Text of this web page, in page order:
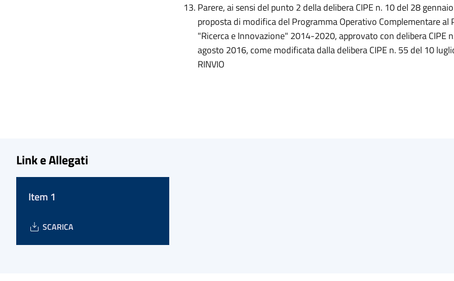
Parere, ai sensi del punto 2 della delibera CIPE n. 10 del 28
proposta di modifica del Programma Operativo Complementare al
"Ricerca e Innovazione" 2014-2020, approvato con delibera CIPE
agosto 2016, come modificata dalla delibera CIPE n. 55 del 10
RINVIO
Link e Allegati
Item 1
SCARICA